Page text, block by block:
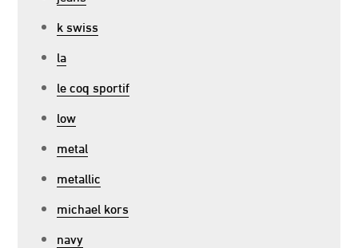
k swiss
la
le coq sportif
low
metal
metallic
michael kors
navy